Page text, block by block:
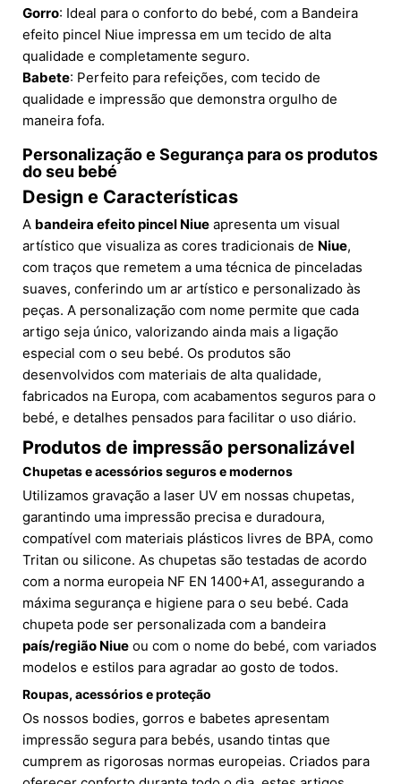
Gorro: Ideal para o conforto do bebé, com a Bandeira
efeito pincel Niue impressa em um tecido de alta
qualidade e completamente seguro.
Babete: Perfeito para refeições, com tecido de
qualidade e impressão que demonstra orgulho de
maneira fofa.
Personalização e Segurança para os produtos
do seu bebé
Design e Características
A bandeira efeito pincel Niue apresenta um visual
artístico que visualiza as cores tradicionais de Niue,
com traços que remetem a uma técnica de pinceladas
suaves, conferindo um ar artístico e personalizado às
peças. A personalização com nome permite que cada
artigo seja único, valorizando ainda mais a ligação
especial com o seu bebé. Os produtos são
desenvolvidos com materiais de alta qualidade,
fabricados na Europa, com acabamentos seguros para o
bebé, e detalhes pensados para facilitar o uso diário.
Produtos de impressão personalizável
Chupetas e acessórios seguros e modernos
Utilizamos gravação a laser UV em nossas chupetas,
garantindo uma impressão precisa e duradoura,
compatível com materiais plásticos livres de BPA, como
Tritan ou silicone. As chupetas são testadas de acordo
com a norma europeia NF EN 1400+A1, assegurando a
máxima segurança e higiene para o seu bebé. Cada
chupeta pode ser personalizada com a bandeira
país/região Niue ou com o nome do bebé, com variados
modelos e estilos para agradar ao gosto de todos.
Roupas, acessórios e proteção
Os nossos bodies, gorros e babetes apresentam
impressão segura para bebés, usando tintas que
cumprem as rigorosas normas europeias. Criados para